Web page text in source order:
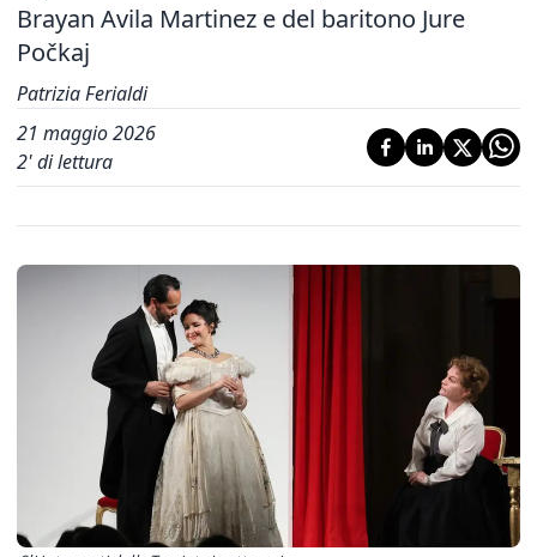
Brayan Avila Martinez e del baritono Jure
Počkaj
Patrizia Ferialdi
21 maggio 2026
2' di lettura